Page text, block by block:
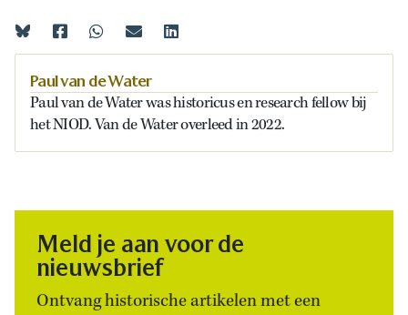
Paul van de Water
Paul van de Water was historicus en research fellow bij
het NIOD. Van de Water overleed in 2022.
Meld je aan voor de
nieuwsbrief
Ontvang historische artikelen met een